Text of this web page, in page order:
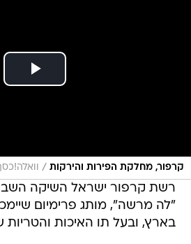
קרפור, מחלקת הפירות והירקות /
רשת קרפור ישראל השיקה
"לה מרשה", מותג פרימיום
בארץ, ובעל תו האיכות